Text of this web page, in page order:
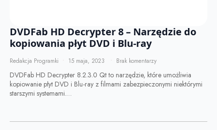
DVDFab HD Decrypter 8 – Narzędzie do
kopiowania płyt DVD i Blu-ray
Redakcja Programki 15 maja, 2023 Brak komentarzy
DVDFab HD Decrypter 8.2.3.0 Qt to narzędzie, które umożliwia
kopiowanie płyt DVD i Blu-ray z filmami zabezpieczonymi niektórymi
starszymi systemami.…